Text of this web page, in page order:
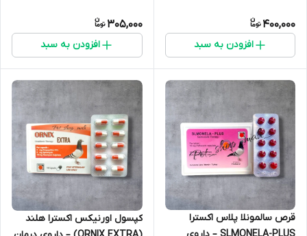
عفونت‌های تنفسی و باکتریایی
پرندگان
400,000
افزودن به سبد
305,000
افزودن به سبد
قرص سالمونلا پلاس اکسترا
کپسول اورنیکس اکسترا هلند